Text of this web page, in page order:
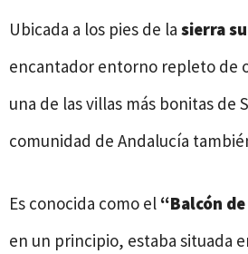
Ubicada a los pies de la sierra
encantador entorno repleto de
una de las villas más bonitas de
comunidad de Andalucía
Es conocida como el “Balcón
en un principio, estaba situada